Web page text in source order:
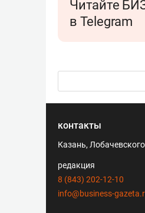
Читайте
в Telegram
контакты
Казань,
редакция
8 (843) 202-12-10
info@business-